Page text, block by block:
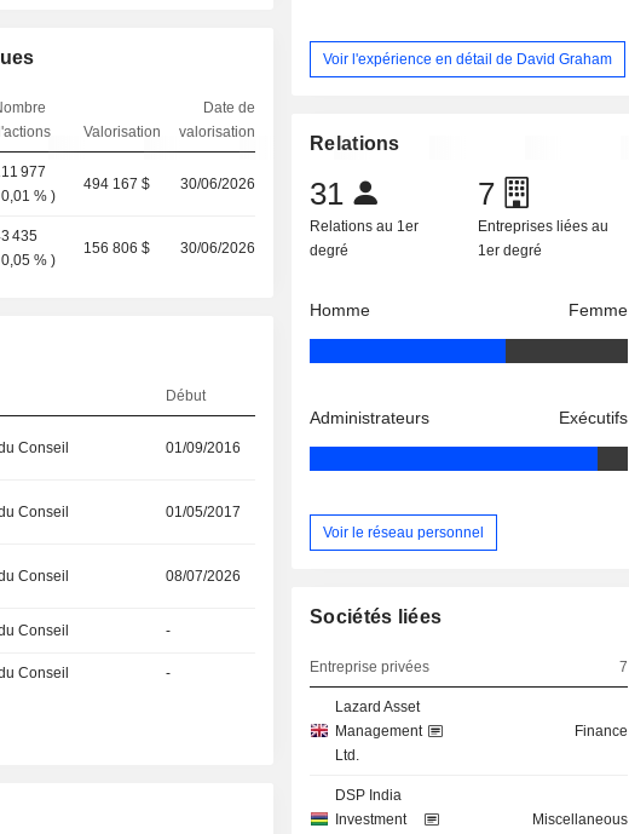
Valorisation
Date de
valorisation
977
0,01 % )
494 167 $ 30/06/2026
435
0,05 % )
156 806 $ 30/06/2026
Début
Conseil 01/09/2016
Conseil 01/05/2017
Conseil 08/07/2026
Conseil -
Conseil -
Voir l'expérience en détail de David Graham
Relations
31
Relations au 1er
degré
7
Entreprises liées au
1er degré
Homme Femme
Administrateurs Exécutifs
Voir le réseau personnel
Sociétés liées
Entreprise privées 7
Lazard Asset
Management
Ltd.
Finance
DSP India
Investment
Miscellaneous